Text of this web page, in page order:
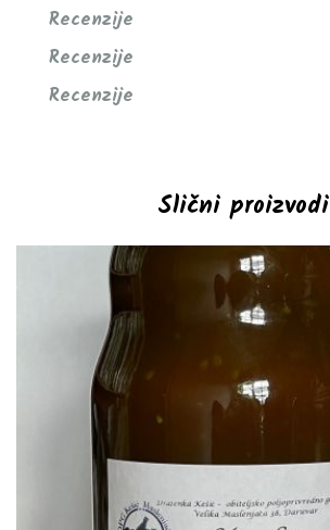
Recenzije
Recenzije
Recenzije
Slični proizvodi